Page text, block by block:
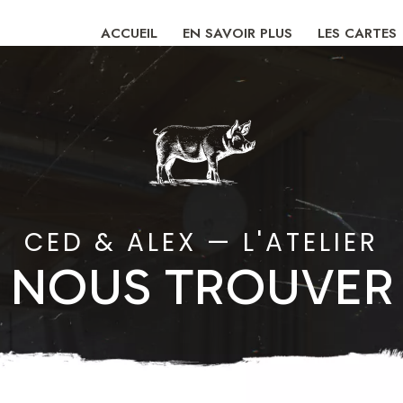
ACCUEIL EN SAVOIR PLUS LES CARTES
CED & ALEX — L'ATELIER
NOUS TROUVER